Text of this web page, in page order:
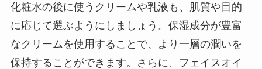
化粧水の後に使うクリームや乳液も、肌質や目的
に応じて選ぶようにしましょう。保湿成分が豊富
なクリームを使用することで、より一層の潤いを
保持することができます。さらに、フェイスオイ